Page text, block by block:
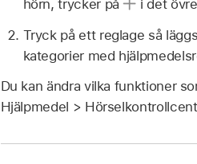
hörn, trycker på
i det
Tryck på ett reglage så
kategorier med
Du kan ändra vilka funktioner
Hjälpmedel >